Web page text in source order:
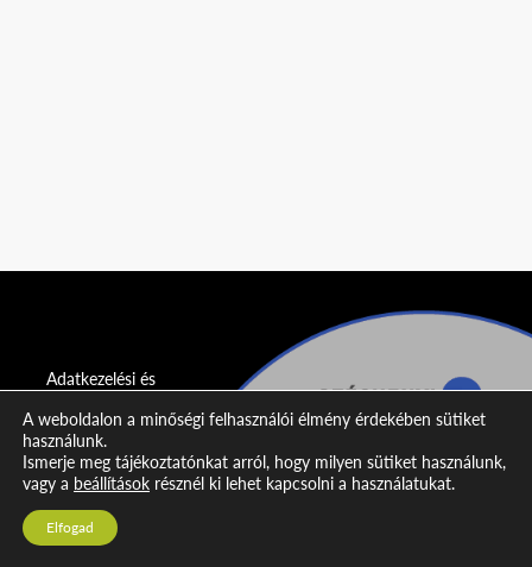
Adatkezelési és
nyilatkozat
Impresszum
Kapcsolat
A weboldalon a minőségi felhasználói élmény érdekében sütiket
használunk.
Ismerje meg tájékoztatónkat arról, hogy milyen sütiket használunk,
vagy a beállítások résznél ki lehet kapcsolni a használatukat.
Elfogad